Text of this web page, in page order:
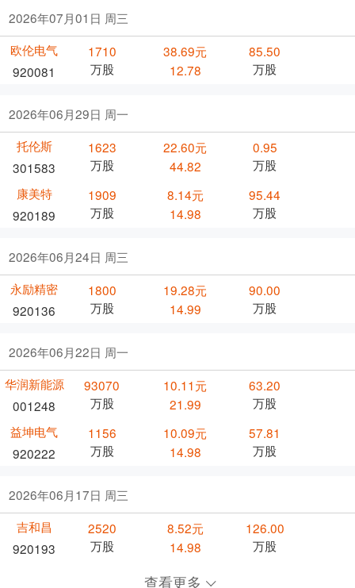
2026年07月01日 周三
欧伦电气
920081
1710
万股
38.69元
12.78
85.50
万股
2026年06月29日 周一
托伦斯
301583
1623
万股
22.60元
44.82
0.95
万股
康美特
920189
1909
万股
8.14元
14.98
95.44
万股
2026年06月24日 周三
永励精密
920136
1800
万股
19.28元
14.99
90.00
万股
2026年06月22日 周一
华润新能源
001248
93070
万股
10.11元
21.99
63.20
万股
益坤电气
920222
1156
万股
10.09元
14.98
57.81
万股
2026年06月17日 周三
吉和昌
920193
2520
万股
8.52元
14.98
126.00
万股
查看更多